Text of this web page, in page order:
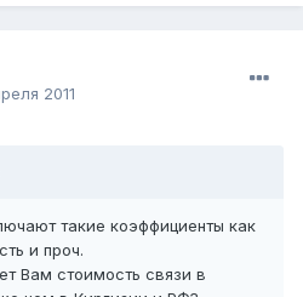
2011
такие коэффициенты как
и проч.
Вам стоимость связи в